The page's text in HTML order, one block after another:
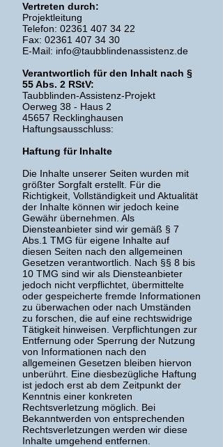
Vertreten durch:
Projektleitung
Telefon: 02361 407 34 22
Fax: 02361 407 34 30
E-Mail: info@taubblindenassistenz.de
Verantwortlich für den Inhalt nach §
55 Abs. 2 RStV:
Taubblinden-Assistenz-Projekt
Oerweg 38 - Haus 2
45657 Recklinghausen
Haftungsausschluss:
Haftung für Inhalte
Die Inhalte unserer Seiten wurden mit
größter Sorgfalt erstellt. Für die
Richtigkeit, Vollständigkeit und Aktualität
der Inhalte können wir jedoch keine
Gewähr übernehmen. Als
Diensteanbieter sind wir gemäß § 7
Abs.1 TMG für eigene Inhalte auf
diesen Seiten nach den allgemeinen
Gesetzen verantwortlich. Nach §§ 8 bis
10 TMG sind wir als Diensteanbieter
jedoch nicht verpflichtet, übermittelte
oder gespeicherte fremde Informationen
zu überwachen oder nach Umständen
zu forschen, die auf eine rechtswidrige
Tätigkeit hinweisen. Verpflichtungen zur
Entfernung oder Sperrung der Nutzung
von Informationen nach den
allgemeinen Gesetzen bleiben hiervon
unberührt. Eine diesbezügliche Haftung
ist jedoch erst ab dem Zeitpunkt der
Kenntnis einer konkreten
Rechtsverletzung möglich. Bei
Bekanntwerden von entsprechenden
Rechtsverletzungen werden wir diese
Inhalte umgehend entfernen.